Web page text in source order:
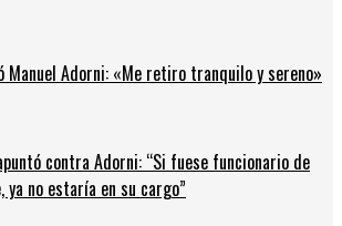
Manuel Adorni: «Me retiro tranquilo y sereno»
contra Adorni: “Si fuese funcionario de
ya no estaría en su cargo”